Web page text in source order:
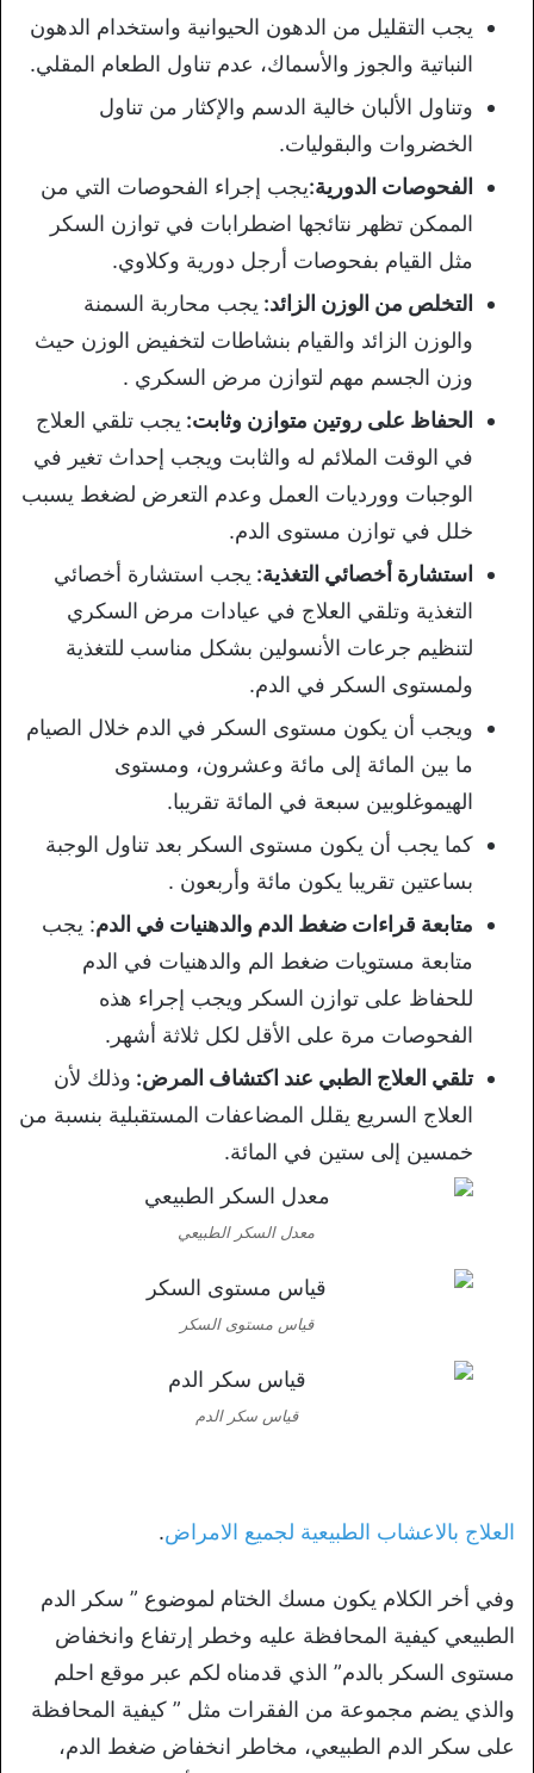
يجب التقليل من الدهون الحيوانية واستخدام الدهون
النباتية والجوز والأسماك، عدم تناول الطعام المقلي.
وتناول الألبان خالية الدسم والإكثار من تناول
الخضروات والبقوليات.
الفحوصات الدورية:يجب إجراء الفحوصات التي من
الممكن تظهر نتائجها اضطرابات في توازن السكر
مثل القيام بفحوصات أرجل دورية وكلاوي.
التخلص من الوزن الزائد: يجب محاربة السمنة
والوزن الزائد والقيام بنشاطات لتخفيض الوزن حيث
وزن الجسم مهم لتوازن مرض السكري .
الحفاظ على روتين متوازن وثابت: يجب تلقي العلاج
في الوقت الملائم له والثابت ويجب إحداث تغير في
الوجبات وورديات العمل وعدم التعرض لضغط يسبب
خلل في توازن مستوى الدم.
استشارة أخصائي التغذية: يجب استشارة أخصائي
التغذية وتلقي العلاج في عيادات مرض السكري
لتنظيم جرعات الأنسولين بشكل مناسب للتغذية
ولمستوى السكر في الدم.
ويجب أن يكون مستوى السكر في الدم خلال الصيام
ما بين المائة إلى مائة وعشرون، ومستوى
الهيموغلوبين سبعة في المائة تقريبا.
كما يجب أن يكون مستوى السكر بعد تناول الوجبة
بساعتين تقريبا يكون مائة وأربعون .
متابعة قراءات ضغط الدم والدهنيات في الدم: يجب
متابعة مستويات ضغط الم والدهنيات في الدم
للحفاظ على توازن السكر ويجب إجراء هذه
الفحوصات مرة على الأقل لكل ثلاثة أشهر.
تلقي العلاج الطبي عند اكتشاف المرض: وذلك لأن
العلاج السريع يقلل المضاعفات المستقبلية بنسبة من
خمسين إلى ستين في المائة.
معدل السكر الطبيعي
قياس مستوى السكر
قياس سكر الدم
العلاج بالاعشاب الطبيعية لجميع الامراض.
وفي أخر الكلام يكون مسك الختام لموضوع ” سكر الدم
الطبيعي كيفية المحافظة عليه وخطر إرتفاع وانخفاض
مستوى السكر بالدم” الذي قدمناه لكم عبر موقع احلم
والذي يضم مجموعة من الفقرات مثل ” كيفية المحافظة
على سكر الدم الطبيعي، مخاطر انخفاض ضغط الدم،